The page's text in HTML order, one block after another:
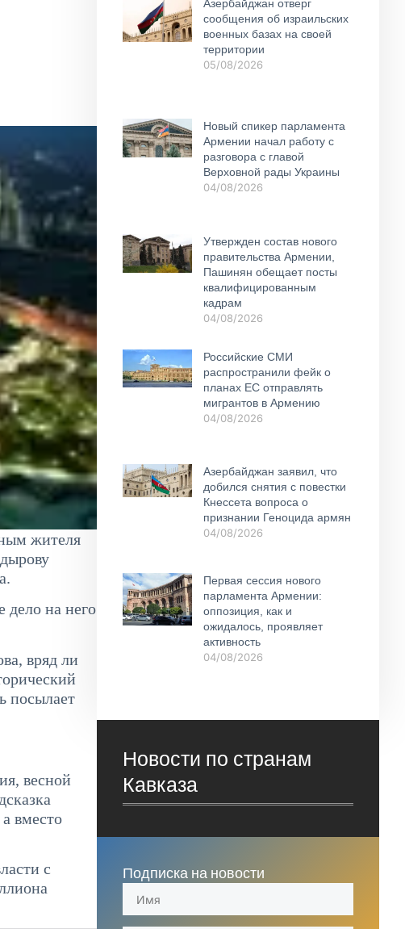
жителя
дело на него
вряд ли
посылает
весной
вместо
с
Азербайджан отверг
сообщения об израильских
военных базах на своей
территории
05/08/2026
Новый спикер парламента
Армении начал работу с
разговора с главой
Верховной рады Украины
04/08/2026
Утвержден состав нового
правительства Армении,
Пашинян обещает посты
квалифицированным
кадрам
04/08/2026
Российские СМИ
распространили фейк о
планах ЕС отправлять
мигрантов в Армению
04/08/2026
Азербайджан заявил, что
добился снятия с повестки
Кнессета вопроса о
признании Геноцида армян
04/08/2026
Первая сессия нового
парламента Армении:
оппозиция, как и
ожидалось, проявляет
активность
04/08/2026
Новости по странам
Кавказа
Подписка на новости